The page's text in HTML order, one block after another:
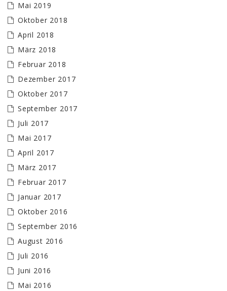
Mai 2019
Oktober 2018
April 2018
März 2018
Februar 2018
Dezember 2017
Oktober 2017
September 2017
Juli 2017
Mai 2017
April 2017
März 2017
Februar 2017
Januar 2017
Oktober 2016
September 2016
August 2016
Juli 2016
Juni 2016
Mai 2016